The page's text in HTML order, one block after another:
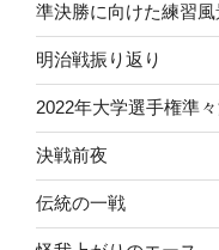
準決勝に向けた練習風
明治戦振り返り
2022年大学選手権
決戦前夜
伝統の一戦